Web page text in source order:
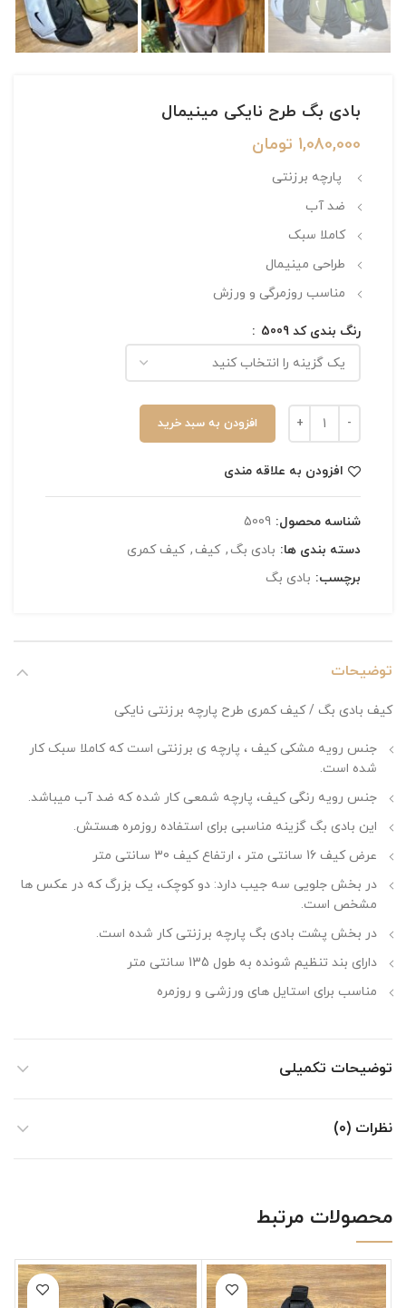
بادی بگ طرح نایکی مینیمال
1,080,000 تومان
پارچه برزنتی
ضد آب
کاملا سبک
طراحی مینیمال
مناسب روزمرگی و ورزش
رنگ بندی کد 5009
افزودن به سبد خرید
افزودن به علاقه مندی
شناسه محصول: 5009
دسته بندی ها: بادی بگ , کیف , کیف کمری
برچسب: بادی بگ
توضیحات
کیف بادی بگ / کیف کمری طرح پارچه برزنتی نایکی
جنس رویه مشکی کیف ، پارچه ی برزنتی است که کاملا سبک کار
شده است.
جنس رویه رنگی کیف، پارچه شمعی کار شده که ضد آب میباشد.
این بادی بگ گزینه مناسبی برای استفاده روزمره هستش.
عرض کیف 16 سانتی متر ، ارتفاع کیف 30 سانتی متر
در بخش جلویی سه جیب دارد: دو کوچک، یک بزرگ که در عکس ها
مشخص است.
در بخش پشت بادی بگ پارچه برزنتی کار شده است.
دارای بند تنظیم شونده به طول 135 سانتی متر
مناسب برای استایل های ورزشی و روزمره
توضیحات تکمیلی
نظرات (0)
محصولات مرتبط